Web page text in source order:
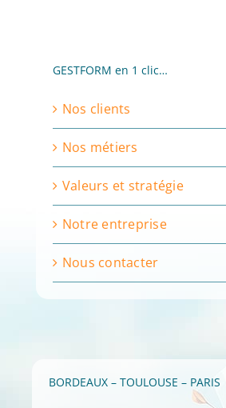
GESTFORM en 1 clic…
Nos clients
Nos métiers
Valeurs et stratégie
Notre entreprise
Nous contacter
BORDEAUX – TOULOUSE – PARIS